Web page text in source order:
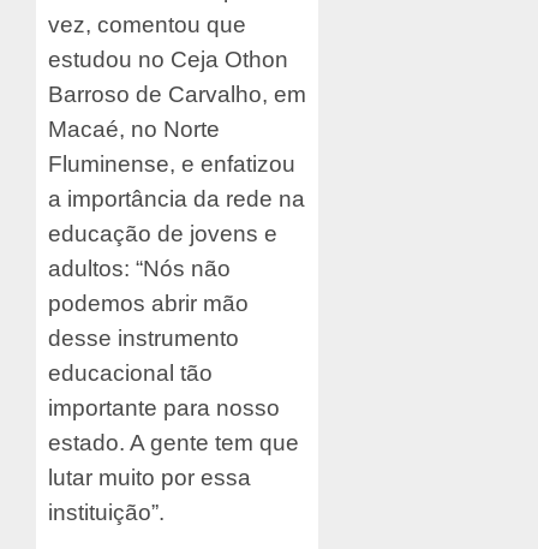
vez, comentou que
estudou no Ceja Othon
Barroso de Carvalho, em
Macaé, no Norte
Fluminense, e enfatizou
a importância da rede na
educação de jovens e
adultos: “Nós não
podemos abrir mão
desse instrumento
educacional tão
importante para nosso
estado. A gente tem que
lutar muito por essa
instituição”.